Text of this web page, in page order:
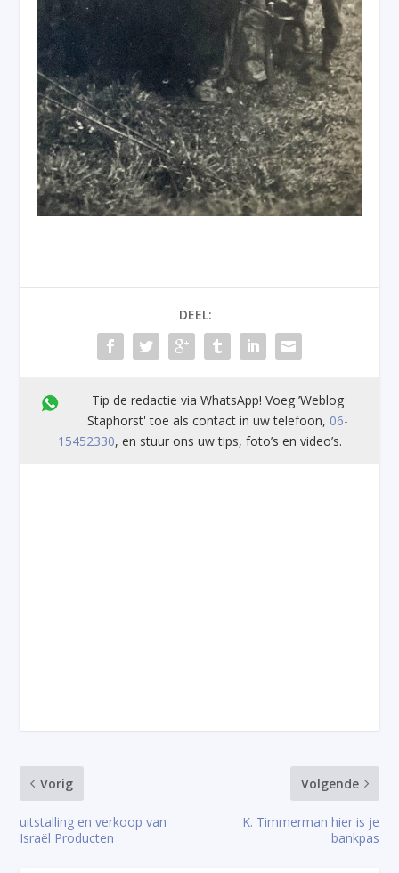
DEEL:
Tip de redactie via WhatsApp! Voeg ’Weblog
Staphorst' toe als contact in uw telefoon, 06-
15452330, en stuur ons uw tips, foto’s en video’s.
Vorig
uitstalling en verkoop van
Israël Producten
Volgende
K. Timmerman hier is je
bankpas